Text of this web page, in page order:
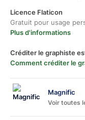
Licence Flaticon
Gratuit pour usage
Plus d'informations
Créditer le graphiste
Comment créditer le
Magnific
Voir toutes